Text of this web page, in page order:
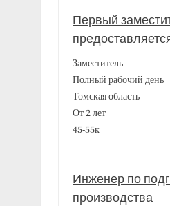
Первый
Заместитель
Полный рабочий день
Томская область
От 2 лет
45-55к
Инженер по
производства